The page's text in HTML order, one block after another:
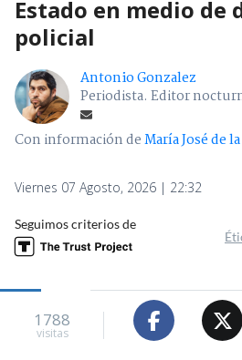
Estado en medio de
policial
Antonio Gonzalez
Periodista. Editor
Con información deMaría José de
Viernes 07 Agosto, 2026 | 22:32
Seguimos criterios de
1788
visitas